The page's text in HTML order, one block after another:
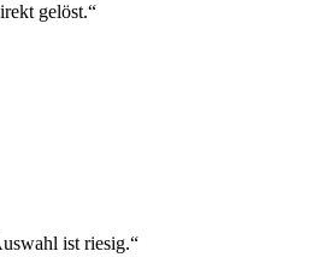
gelöst.“
ist riesig.“